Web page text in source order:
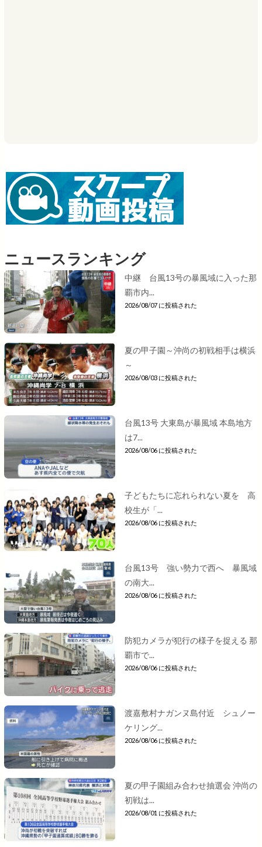
ニュースランキング
中継 台風13号の暴風域に入った那
覇市内...
2026/08/07 に投稿された
夏の甲子園～沖尚の初戦相手は横浜
～
2026/08/03 に投稿された
台風13号 大東島が暴風域 本島地方
は7...
2026/08/06 に投稿された
子どもたちに忘れられない夏を 高
校生が「...
2026/08/06 に投稿された
台風13号 強い勢力で西へ 暴風域
の南大...
2026/08/06 に投稿された
防犯カメラが犯行の様子を捉える 那
覇市で...
2026/08/06 に投稿された
渡嘉敷村ナガンヌ島付近 シュノー
ケリング...
2026/08/06 に投稿された
夏の甲子園組み合わせ抽選会 沖尚の
初戦は...
2026/08/01 に投稿された